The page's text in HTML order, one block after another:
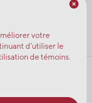
votre
d’utiliser le
de témoins.